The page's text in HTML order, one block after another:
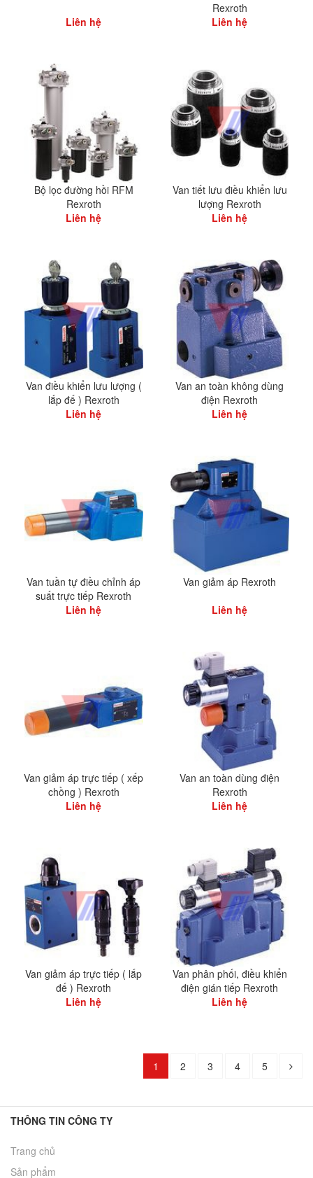
Liên hệ
Rexroth
Liên hệ
Bộ lọc đường hồi RFM
Rexroth
Liên hệ
Van tiết lưu điều khiển lưu
lượng Rexroth
Liên hệ
Van điều khiển lưu lượng (
lắp đế ) Rexroth
Liên hệ
Van an toàn không dùng
điện Rexroth
Liên hệ
Van tuần tự điều chỉnh áp
suất trực tiếp Rexroth
Liên hệ
Van giảm áp Rexroth
Liên hệ
Van giảm áp trực tiếp ( xếp
chồng ) Rexroth
Liên hệ
Van an toàn dùng điện
Rexroth
Liên hệ
Van giảm áp trực tiếp ( lắp
đế ) Rexroth
Liên hệ
Van phân phối, điều khiển
điện gián tiếp Rexroth
Liên hệ
1 2 3 4 5
THÔNG TIN CÔNG TY
Trang chủ
Sản phẩm